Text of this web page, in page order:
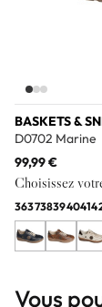
BASKETS &
D0702 Marine
99,99 €
Choisissez
363738394041
Vous